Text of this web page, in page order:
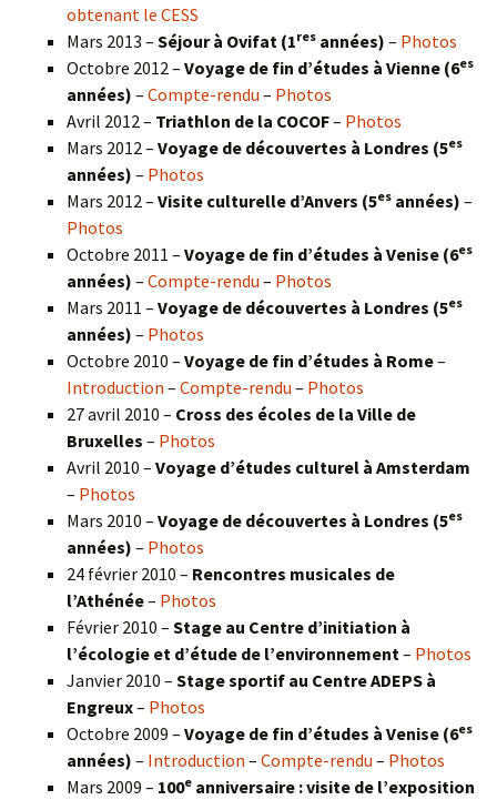
obtenant le CESS
Mars 2013 – Séjour à Ovifat (1res années) – Photos
Octobre 2012 – Voyage de fin d’études à Vienne (6es
années) – Compte-rendu – Photos
Avril 2012 – Triathlon de la COCOF– Photos
Mars 2012 – Voyage de découvertes à Londres (5es
années) – Photos
Mars 2012 – Visite culturelle d’Anvers (5es années) –
Photos
Octobre 2011 – Voyage de fin d’études à Venise (6es
années) – Compte-rendu – Photos
Mars 2011 – Voyage de découvertes à Londres (5es
années) – Photos
Octobre 2010 – Voyage de fin d’études à Rome–
Introduction – Compte-rendu – Photos
27 avril 2010 – Cross des écoles de la Ville de
Bruxelles – Photos
Avril 2010 – Voyage d’études culturel à Amsterdam
– Photos
Mars 2010 – Voyage de découvertes à Londres (5es
années) – Photos
24 février 2010 – Rencontres musicales de
l’Athénée– Photos
Février 2010 – Stage au Centre d’initiation à
l’écologie et d’étude de l’environnement – Photos
Janvier 2010 – Stage sportif au Centre ADEPS à
Engreux– Photos
Octobre 2009 – Voyage de fin d’études à Venise (6es
années) – Introduction – Compte-rendu – Photos
Mars 2009 – 100e anniversaire : visite de l’exposition